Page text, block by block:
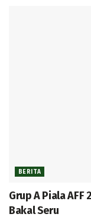
BERITA
Grup A Piala
Bakal Seru